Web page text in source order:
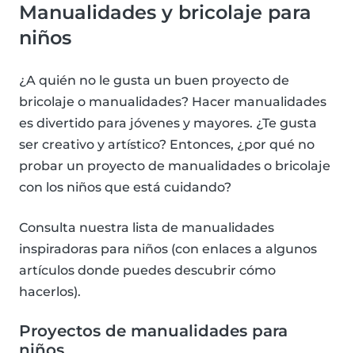
Manualidades y bricolaje para
niños
¿A quién no le gusta un buen proyecto de
bricolaje o manualidades? Hacer manualidades
es divertido para jóvenes y mayores. ¿Te gusta
ser creativo y artístico? Entonces, ¿por qué no
probar un proyecto de manualidades o bricolaje
con los niños que está cuidando?
Consulta nuestra lista de manualidades
inspiradoras para niños (con enlaces a algunos
artículos donde puedes descubrir cómo
hacerlos).
Proyectos de manualidades para